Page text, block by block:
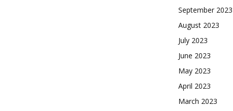
September 2023
August 2023
July 2023
June 2023
May 2023
April 2023
March 2023